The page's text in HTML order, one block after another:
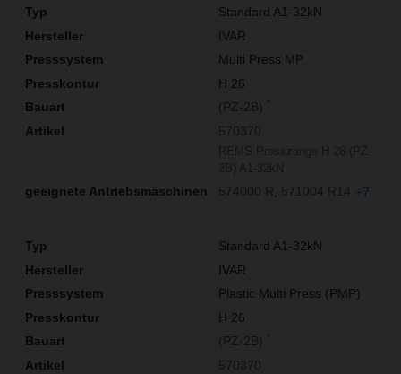
Standard A1-32kN
IVAR
Multi Press MP
H 26
(PZ-2B)
570370
574000 R 571004 R14 +7
Standard A1-32kN
IVAR
Plastic Multi Press (PMP)
H 26
(PZ-2B)
570370